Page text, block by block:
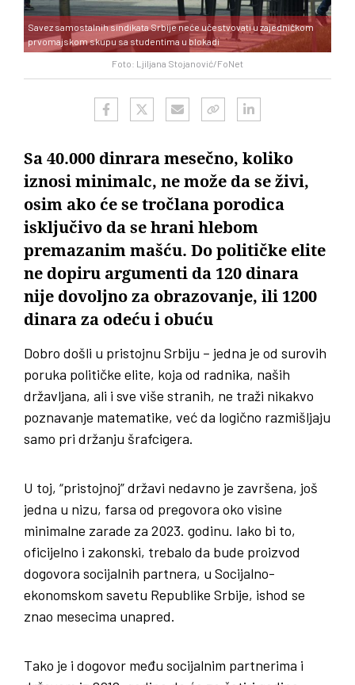
Foto: Ljiljana Stojanović/FoNet
Savez samostalnih sindikata Srbije neće učestvovati u zajedničkom
prvomajskom skupu sa studentima u blokadi
Sa 40.000 dinrara mesečno, koliko
iznosi minimalc, ne može da se živi,
osim ako će se tročlana porodica
isključivo da se hrani hlebom
premazanim mašću. Do političke elite
ne dopiru argumenti da 120 dinara
nije dovoljno za obrazovanje, ili 1200
dinara za odeću i obuću
Dobro došli u pristojnu Srbiju – jedna je od surovih
poruka političke elite, koja od radnika, naših
državljana, ali i sve više stranih, ne traži nikakvo
poznavanje matematike, već da logično razmišljaju
samo pri držanju šrafcigera.
U toj, “pristojnoj” državi nedavno je završena, još
jedna u nizu, farsa od pregovora oko visine
minimalne zarade za 2023. godinu. Iako bi to,
oficijelno i zakonski, trebalo da bude proizvod
dogovora socijalnih partnera, u Socijalno-
ekonomskom savetu Republike Srbije, ishod se
znao mesecima unapred.
Tako je i dogovor među socijalnim partnerima i